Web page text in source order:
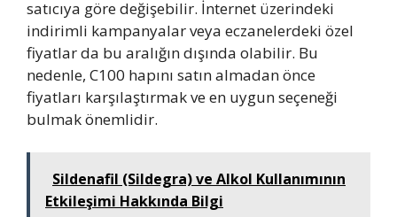
satıcıya göre değişebilir. İnternet üzerindeki
indirimli kampanyalar veya eczanelerdeki özel
fiyatlar da bu aralığın dışında olabilir. Bu
nedenle, C100 hapını satın almadan önce
fiyatları karşılaştırmak ve en uygun seçeneği
bulmak önemlidir.
Sildenafil (Sildegra) ve Alkol Kullanımının
Etkileşimi Hakkında Bilgi